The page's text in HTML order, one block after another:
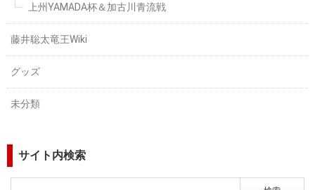
上州YAMADA杯＆加古川青流戦
藤井聡太竜王Wiki
グッズ
未分類
サイト内検索